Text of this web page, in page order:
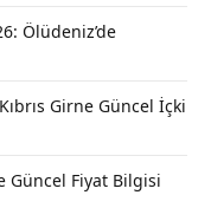
Ölüdeniz’de
Girne Güncel İçki
Güncel Fiyat Bilgisi